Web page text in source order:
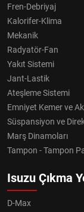
Fren-Debriyaj
Kalorifer-Klima
Mekanik
Radyatör-Fan
Yakıt Sistemi
Jant-Lastik
Ateşleme Sistemi
Emniyet Kemer ve
Süspansiyon ve
Marş Dinamoları
Tampon - Tampon
Isuzu Çıkma
D-Max